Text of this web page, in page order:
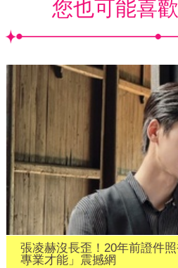
您也可能喜
張凌赫沒長歪！20年前證件
專業才能」震撼網